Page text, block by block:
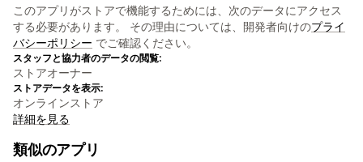
このアプリがストアで機能するためには、次のデータにアクセス
する必要があります。 その理由については、開発者向けのプライ
バシーポリシー でご確認ください。
スタッフと協力者のデータの閲覧:
ストアオーナー
ストアデータを表示:
オンラインストア
詳細を見る
類似のアプリ